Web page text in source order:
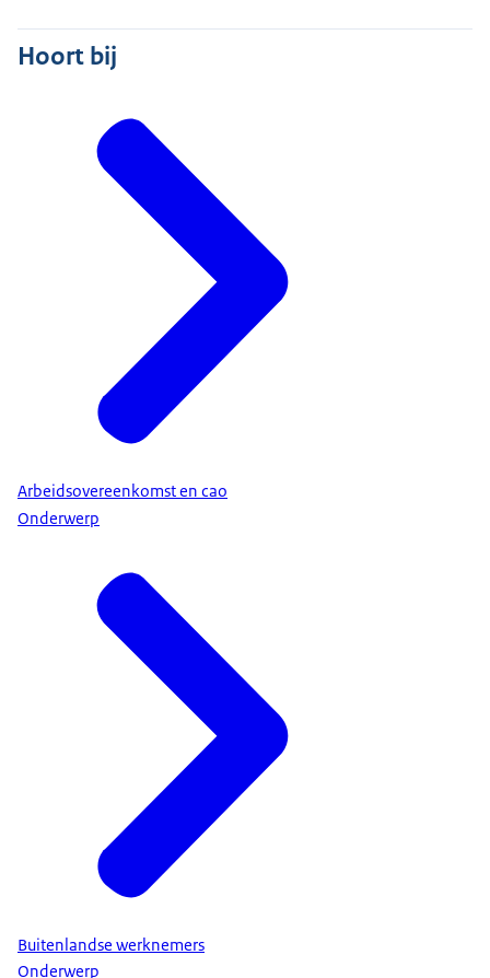
Hoort bij
Arbeidsovereenkomst en cao
Onderwerp
Buitenlandse werknemers
Onderwerp